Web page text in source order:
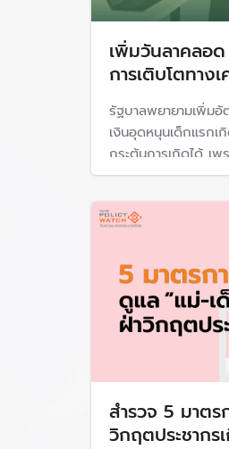
รัฐมนตรีว่าการกระ
รัฐบาลช่วยดูแลบุต
การดูแลเด็กแรกเกิ
กฎหมายที่
พ.ร.บ.คุ้มครองเด็ก
แก่ดี และตายดี
ระเบียบกรมกิจการ
โครงการขับเคลื่
คุณภาพ
แหล่งอ้างอิง
https://
https://
https://
https://
เพิ่มวันลาคลอ
การเติบโตทาง
รัฐบาลพยายามเพิ่มอั
เงินอุดหนุนเด็กแรกเ
กระตุ้นการเกิดได้ เพ
ประชาชนที่ยังไม่ตัด
อย่างของคนทำงานไ
สำรวจ 5 มาตร
วิกฤตประชากร